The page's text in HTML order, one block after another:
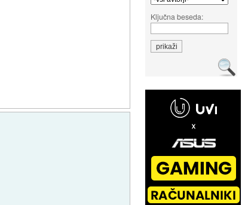
Ključna beseda: